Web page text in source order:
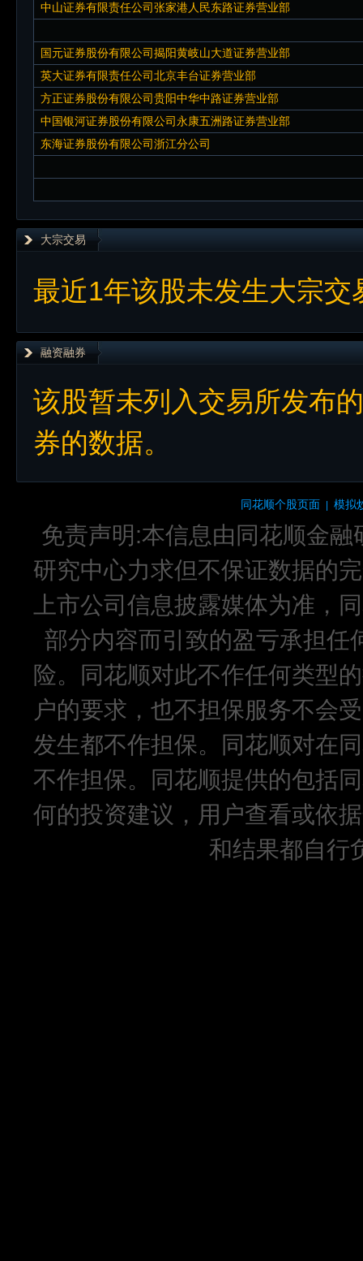
中山证券有限责任公司张家港人民东路证券营业部
国元证券股份有限公司揭阳黄岐山大道证券营业部
英大证券有限责任公司北京丰台证券营业部
方正证券股份有限公司贵阳中华中路证券营业部
中国银河证券股份有限公司永康五洲路证券营业部
东海证券股份有限公司浙江分公司
大宗交易
最近1年该股未发生大宗交
融资融券
该股暂未列入交易所发布
券的数据。
同花顺个股页面 模拟
免责声明:本信息由同花顺金
研究中心力求但不保证数据的
上市公司信息披露媒体为准，
部分内容而引致的盈亏承担任
险。同花顺对此不作任何类型
户的要求，也不担保服务不会
发生都不作担保。同花顺对在
不作担保。同花顺提供的包括
何的投资建议，用户查看或依
和结果都自行